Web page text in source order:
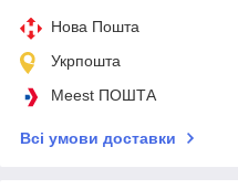
Нова Пошта
Укрпошта
Meest ПОШТА
Всі умови доставки